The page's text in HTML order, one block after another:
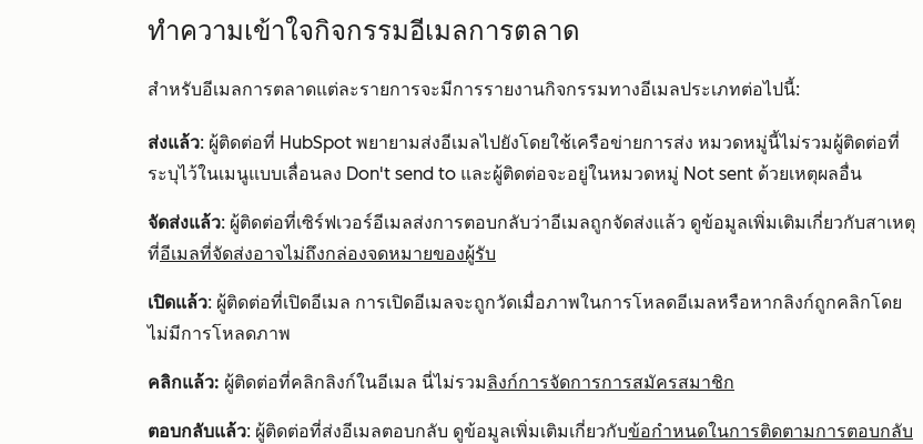
ทำความเข้าใจกิจกรรมอีเมลการตลาด
สำหรับอีเมลการตลาดแต่ละรายการจะมีการรายงานกิจกรรมทางอีเมลประเภทต่อไปนี้:
ส่งแล้ว: ผู้ติดต่อที่ HubSpot พยายามส่งอีเมลไปยังโดยใช้เครือข่ายการส่ง หมวดหมู่นี้ไม่รวมผู้ติดต่อที่
ระบุไว้ในเมนูแบบเลื่อนลง Don't send to และผู้ติดต่อจะอยู่ในหมวดหมู่ Not sent ด้วยเหตุผลอื่น
จัดส่งแล้ว: ผู้ติดต่อที่เซิร์ฟเวอร์อีเมลส่งการตอบกลับว่าอีเมลถูกจัดส่งแล้ว ดูข้อมูลเพิ่มเติมเกี่ยวกับสาเหตุ
ที่อีเมลที่จัดส่งอาจไม่ถึงกล่องจดหมายของผู้รับ
เปิดแล้ว: ผู้ติดต่อที่เปิดอีเมล การเปิดอีเมลจะถูกวัดเมื่อภาพในการโหลดอีเมลหรือหากลิงก์ถูกคลิกโดย
ไม่มีการโหลดภาพ
คลิกแล้ว: ผู้ติดต่อที่คลิกลิงก์ในอีเมล นี่ไม่รวมลิงก์การจัดการการสมัครสมาชิก
ตอบกลับแล้ว: ผู้ติดต่อที่ส่งอีเมลตอบกลับ ดูข้อมูลเพิ่มเติมเกี่ยวกับข้อกำหนดในการติดตามการตอบกลับ